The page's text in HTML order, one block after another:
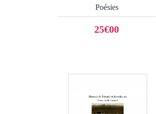
Poésies
25€00